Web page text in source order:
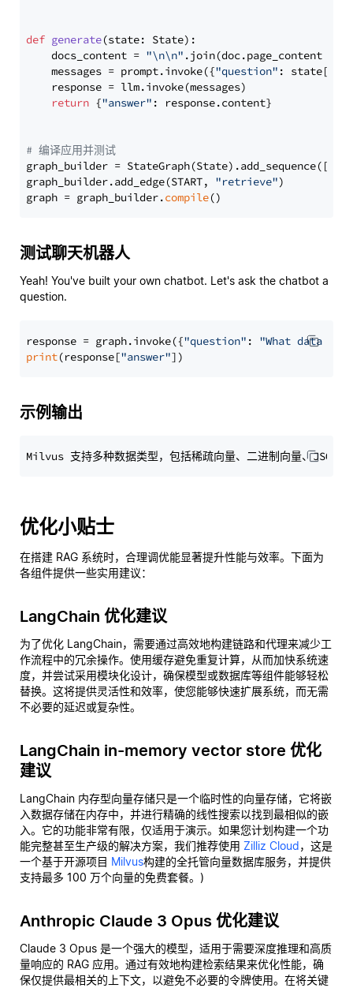
def generate(state: State):
    docs_content =
"\n\n" .join(doc.page_content
    messages = prompt.invoke({
"question" : state[
    response = llm.invoke(messages)
return {"answer" : response.content}
# 编译应用并测试
graph_builder =
graph_builder.add_edge(START, "retrieve")
graph = graph_builder.compile
测试聊天机器人
Yeah! You've built your own chatbot. Let's ask the chatbot a
question.
response = graph.invoke({"question" : "What data
print(response["answer"
示例输出
优化小贴士
在搭建 RAG 系统时，合理调优能显著提升性能与效率。下面为
各组件提供一些实用建议：
LangChain 优化建议
为了优化 LangChain，需要通过高效地构建链路和代理来减少工
作流程中的冗余操作。使用缓存避免重复计算，从而加快系统速
度，并尝试采用模块化设计，确保模型或数据库等组件能够轻松
替换。这将提供灵活性和效率，使您能够快速扩展系统，而无需
不必要的延迟或复杂性。
LangChain in-memory vector store 优化
建议
LangChain 内存型向量存储只是一个临时性的向量存储，它将嵌
入数据存储在内存中，并进行精确的线性搜索以找到最相似的嵌
入。它的功能非常有限，仅适用于演示。如果您计划构建一个功
能完整甚至生产级的解决方案，我们推荐使用 Zilliz Cloud，这是
一个基于开源项目 Milvus构建的全托管向量数据库服务，并提供
支持最多 100 万个向量的免费套餐。)
Anthropic Claude 3 Opus 优化建议
Claude 3 Opus 是一个强大的模型，适用于需要深度推理和高质
量响应的 RAG 应用。通过有效地构建检索结果来优化性能，确
保仅提供最相关的上下文，以避免不必要的令牌使用。在将关键